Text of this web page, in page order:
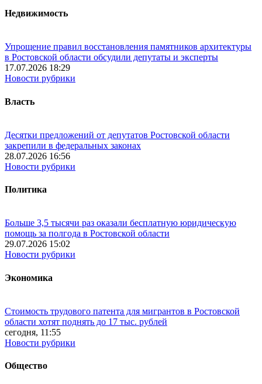
Недвижимость
Упрощение правил восстановления памятников архитектуры
в Ростовской области обсудили депутаты и эксперты
17.07.2026 18:29
Новости рубрики
Власть
Десятки предложений от депутатов Ростовской области
закрепили в федеральных законах
28.07.2026 16:56
Новости рубрики
Политика
Больше 3,5 тысячи раз оказали бесплатную юридическую
помощь за полгода в Ростовской области
29.07.2026 15:02
Новости рубрики
Экономика
Стоимость трудового патента для мигрантов в Ростовской
области хотят поднять до 17 тыс. рублей
сегодня, 11:55
Новости рубрики
Общество